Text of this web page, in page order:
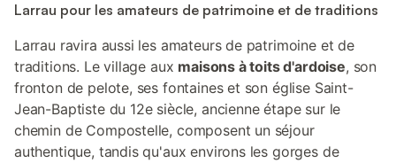
Larrau pour les amateurs de patrimoine et de traditions
Larrau ravira aussi les amateurs de patrimoine et de
traditions. Le village aux maisons à toits d'ardoise, son
fronton de pelote, ses fontaines et son église Saint-
Jean-Baptiste du 12e siècle, ancienne étape sur le
chemin de Compostelle, composent un séjour
authentique, tandis qu'aux environs les gorges de